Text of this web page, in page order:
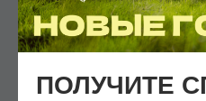
ПОЛУЧИТЕ